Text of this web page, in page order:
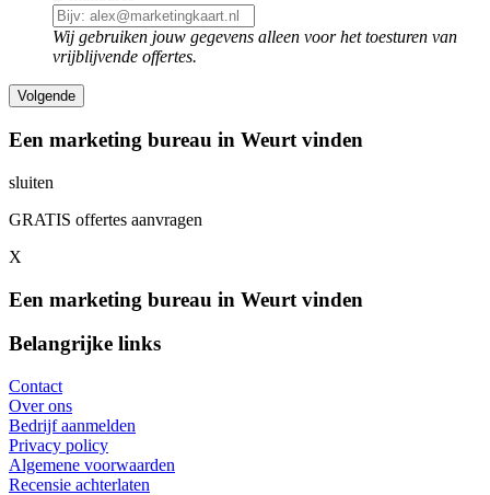
Wij gebruiken jouw gegevens alleen voor het toesturen van
vrijblijvende offertes.
Een marketing bureau in Weurt vinden
sluiten
GRATIS offertes aanvragen
X
Een marketing bureau in Weurt vinden
Belangrijke links
Contact
Over ons
Bedrijf aanmelden
Privacy policy
Algemene voorwaarden
Recensie achterlaten